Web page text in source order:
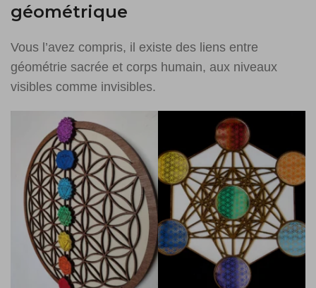
géométrique
Vous l’avez compris, il existe des liens entre
géométrie sacrée et corps humain, aux niveaux
visibles comme invisibles.